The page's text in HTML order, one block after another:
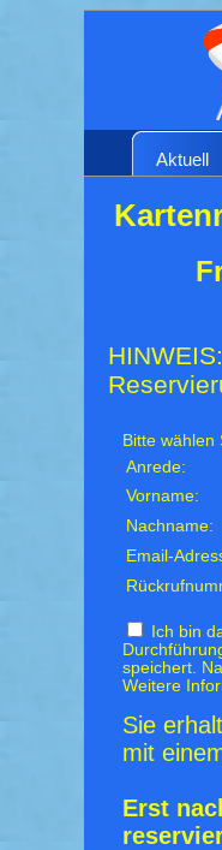
Aktuell
Bitte wählen
Anrede:
Vorname:
Nachname:
Email-
Ich bin
speichert.
Weitere
Sie
mit
Erst